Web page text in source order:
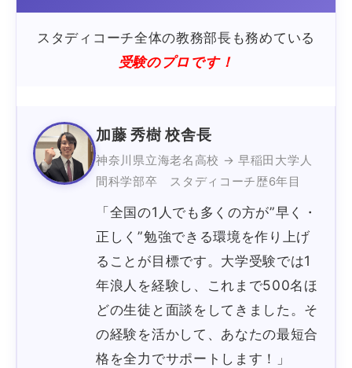
スタディコーチ全体の教務部長も務めている
受験のプロです！
加藤 秀樹 校舎長
神奈川県立海老名高校 → 早稲田大学人
間科学部卒 スタディコーチ歴6年目
「全国の1人でも多くの方が”早く・
正しく”勉強できる環境を作り上げ
ることが目標です。大学受験では1
年浪人を経験し、これまで500名ほ
どの生徒と面談をしてきました。そ
の経験を活かして、あなたの最短合
格を全力でサポートします！」